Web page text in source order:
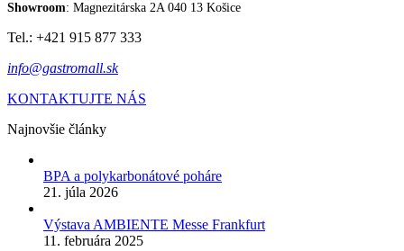
Showroom: Magnezitárska 2A 040 13 Košice
Tel.: +421 915 877 333
info@gastromall.sk
KONTAKTUJTE NÁS
Najnovšie články
BPA a polykarbonátové poháre
21. júla 2026
Výstava AMBIENTE Messe Frankfurt
11. februára 2025